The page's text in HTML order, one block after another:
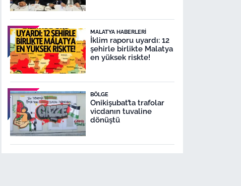
MALATYA HABERLERI
İklim raporu uyardı: 12
şehirle birlikte Malatya
en yüksek riskte!
BÖLGE
Onikişubat’ta trafolar
vicdanın tuvaline
dönüştü